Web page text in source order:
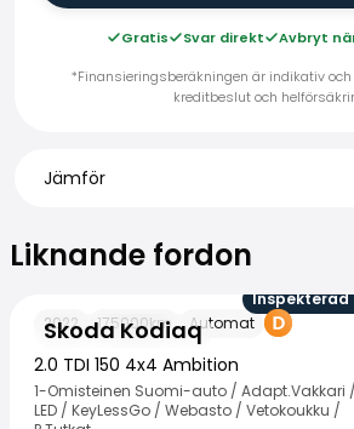
Gratis Svar direkt
Avbryt
*Finansieringsberäkningen är indikativ
kreditbeslut och
Jämför
Liknande fordon
Skoda Kodiaq
Inspekterad
2022
175000km Automat
2.0 TDI 150 4x4 Ambition
1-Omisteinen Suomi-auto / Adapt.Vakkari /
LED / KeyLessGo / Webasto / Vetokoukku /